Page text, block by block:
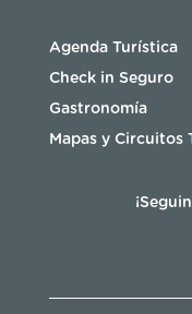
Agenda Turística
Check in Seguro
Gastronomía
Mapas y Circuitos